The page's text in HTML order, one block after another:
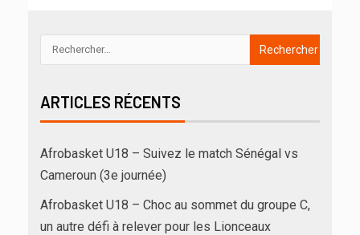
ARTICLES RÉCENTS
Afrobasket U18 – Suivez le match Sénégal vs
Cameroun (3e journée)
Afrobasket U18 – Choc au sommet du groupe C,
un autre défi à relever pour les Lionceaux